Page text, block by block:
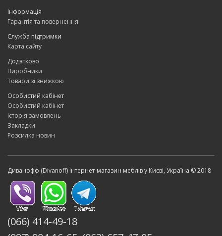
Інформація
Гарантія та повернення
Служба підтримки
Карта сайту
Додатково
Виробники
Товари зі знижкою
Особистий кабінет
Особистий кабінет
Історія замовлень
Закладки
Розсилка новин
Диванофф (Divanoff) інтернет-магазин меблів у Києві, Україна © 2018
(066) 414-49-18